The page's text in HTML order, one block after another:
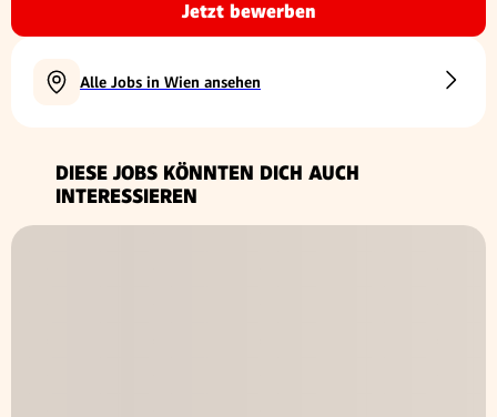
Jetzt bewerben
Alle Jobs in Wien ansehen
DIESE JOBS KÖNNTEN DICH AUCH
INTERESSIEREN